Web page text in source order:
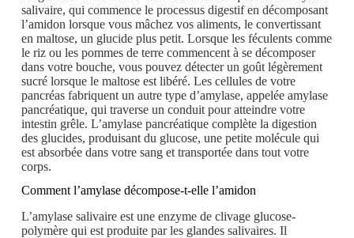
salivaire, qui commence le processus digestif en décomposant
l’amidon lorsque vous mâchez vos aliments, le convertissant
en maltose, un glucide plus petit. Lorsque les féculents comme
le riz ou les pommes de terre commencent à se décomposer
dans votre bouche, vous pouvez détecter un goût légèrement
sucré lorsque le maltose est libéré. Les cellules de votre
pancréas fabriquent un autre type d’amylase, appelée amylase
pancréatique, qui traverse un conduit pour atteindre votre
intestin grêle. L’amylase pancréatique complète la digestion
des glucides, produisant du glucose, une petite molécule qui
est absorbée dans votre sang et transportée dans tout votre
corps.
Comment l’amylase décompose-t-elle l’amidon
L’amylase salivaire est une enzyme de clivage glucose-
polymère qui est produite par les glandes salivaires. Il